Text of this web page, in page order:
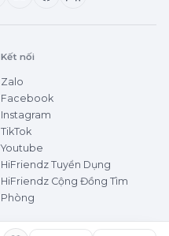
Kết nối
Zalo
Facebook
Instagram
TikTok
Youtube
HiFriendz Tuyển Dụng
HiFriendz Cộng Đồng Tìm
Phòng